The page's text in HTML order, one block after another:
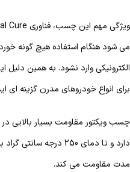
می شود هنگام استفاده هیچ گونه
برای انواع خودروهای مدرن گزینه ای
چسب ویکتور مقاومت بسیار بالایی در
مدت مقاومت می کند.